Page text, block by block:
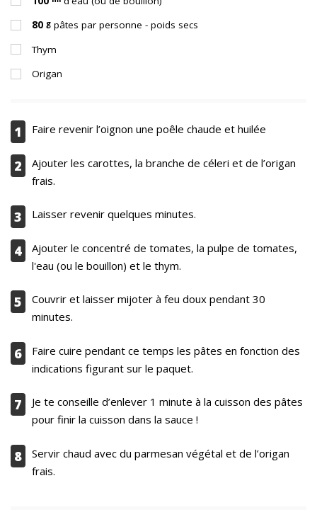
80 g pâtes par personne - poids secs
Thym
Origan
1 Faire revenir l’oignon une poêle chaude et huilée
2
Ajouter les carottes, la branche de céleri et de l’origan
frais.
3 Laisser revenir quelques minutes.
4
Ajouter le concentré de tomates, la pulpe de tomates,
l'eau (ou le bouillon) et le thym.
5
Couvrir et laisser mijoter à feu doux pendant 30
minutes.
6
Faire cuire pendant ce temps les pâtes en fonction des
indications figurant sur le paquet.
7
Je te conseille d’enlever 1 minute à la cuisson des pâtes
pour finir la cuisson dans la sauce !
8
Servir chaud avec du parmesan végétal et de l’origan
frais.